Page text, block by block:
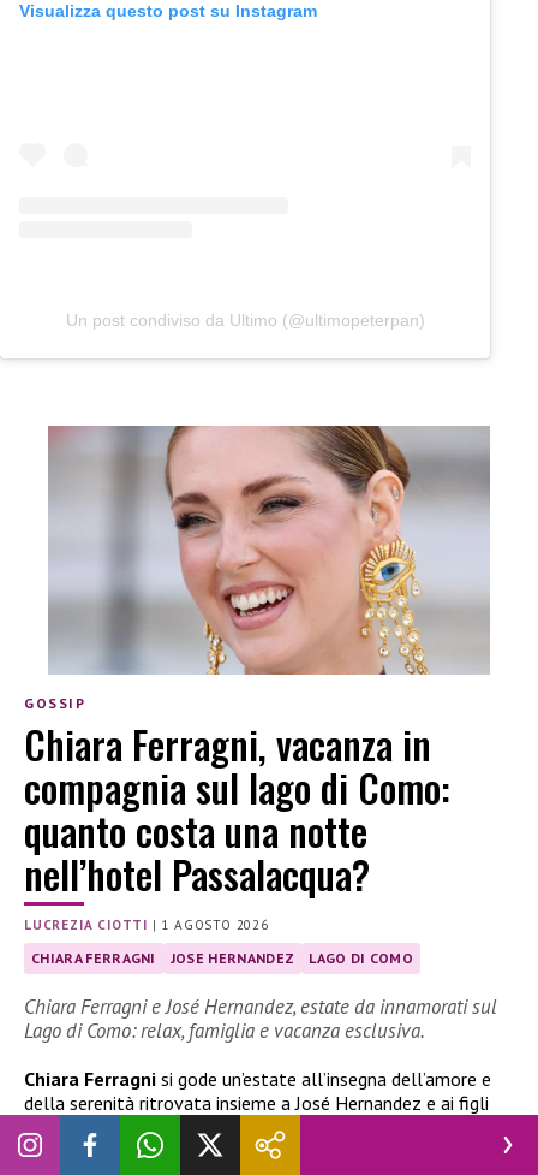
Visualizza questo post su Instagram
Un post condiviso da Ultimo (@ultimopeterpan)
GOSSIP
Chiara Ferragni, vacanza in
compagnia sul lago di Como:
quanto costa una notte
nell’hotel Passalacqua?
LUCREZIA CIOTTI | 1 AGOSTO 2026
CHIARA FERRAGNI JOSE HERNANDEZ LAGO DI COMO
Chiara Ferragni e José Hernandez, estate da innamorati sul
Lago di Como: relax, famiglia e vacanza esclusiva.
Chiara Ferragni si gode un’estate all’insegna dell’amore e
della serenità ritrovata insieme a José Hernandez e ai figli
Leone e Vittoria. Dopo Portofino e Roma, l’imprenditrice ha
fatto tappa sulLago di Como, scegliendo il lussuoso Hotel